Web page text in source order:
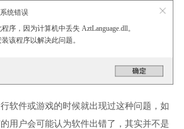
系统错误
序，因为计算机中丢失 AztLanguage.dll。
该程序以解决此问题。
软件或游戏的时候就出现过这种问题，如
用户会可能认为软件出错了，其实并不是